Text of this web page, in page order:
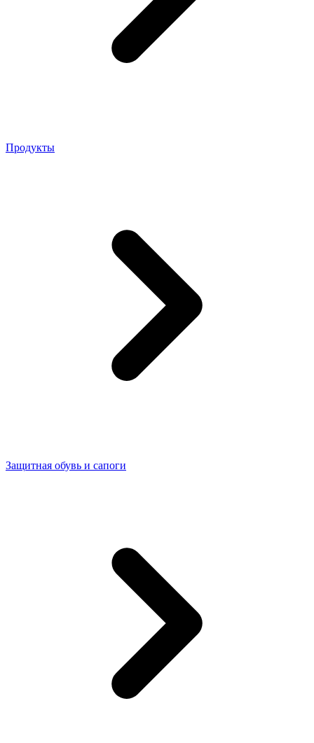
Продукты
Защитная обувь и сапоги